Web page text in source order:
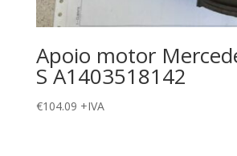
Apoio motor
S A1403518142
€104.09 +IVA